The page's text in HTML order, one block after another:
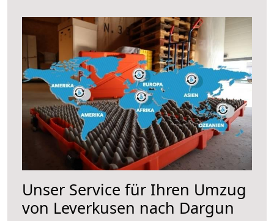
Unser Service für Ihren Umzug
von Leverkusen nach Dargun